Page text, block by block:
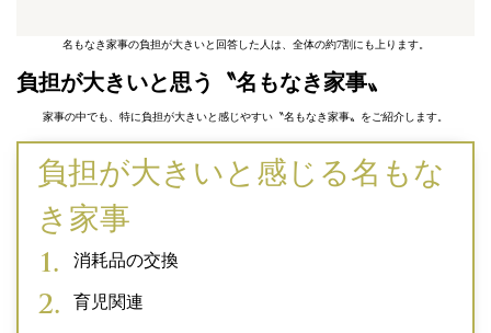
名もなき家事の負担が大きいと回答した人は、全体の約7割にも上ります。
負担が大きいと思う〝名もなき家事〟
家事の中でも、特に負担が大きいと感じやすい〝名もなき家事〟をご紹介します。
負担が大きいと感じる名もな
き家事
消耗品の交換
育児関連